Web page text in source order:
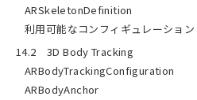
ARSkeletonDefinition
利用可能なコンフィギュレーション
14.2 3D Body Tracking
ARBodyTrackingConfiguration
ARBodyAnchor